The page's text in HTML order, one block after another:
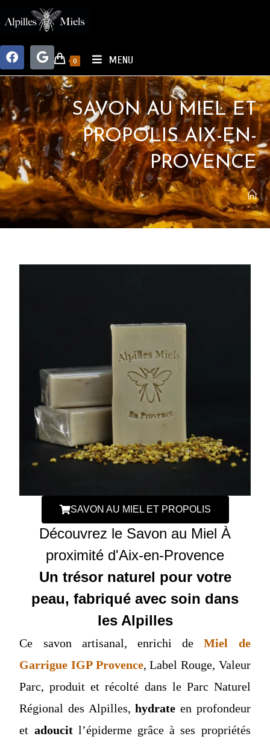
0 MENU
SAVON AU MIEL ET
PROPOLIS AIX-EN-
PROVENCE
Découvrez le Savon au Miel À
proximité d'Aix-en-Provence
Un trésor naturel pour votre
peau, fabriqué avec soin dans
les Alpilles
Ce savon artisanal, enrichi deMiel de
Garrigue IGP Provence, Label Rouge, Valeur
Parc, produit et récolté dans le Parc Naturel
Régional des Alpilles,hydrate en profondeur
et adoucitl’épiderme grâce à ses propriétés
SAVON AU MIEL ET PROPOLIS